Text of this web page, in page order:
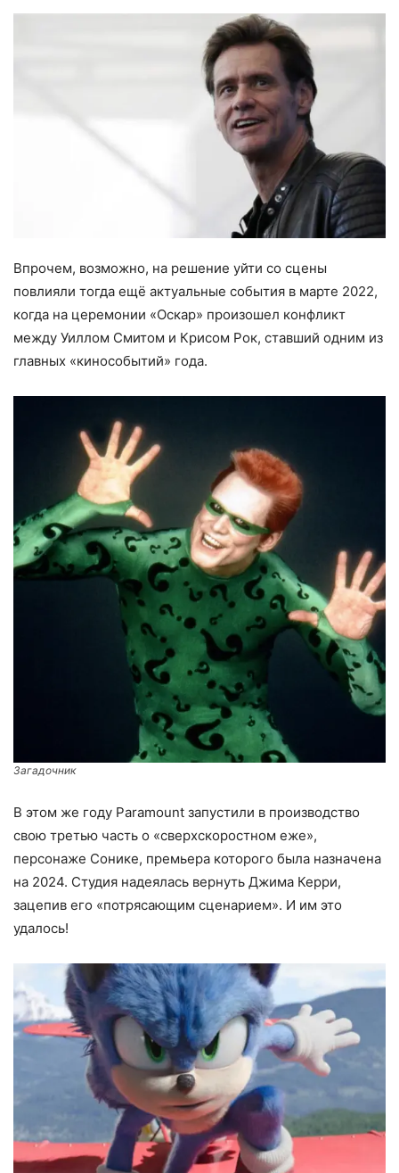
Впрочем, возможно, на решение уйти со сцены
повлияли тогда ещё актуальные события в марте 2022,
когда на церемонии «Оскар» произошел конфликт
между Уиллом Смитом и Крисом Рок, ставший одним из
главных «кинособытий» года.
Загадочник
В этом же году Paramount запустили в производство
свою третью часть о «сверхскоростном еже»,
персонаже Сонике, премьера которого была назначена
на 2024. Студия надеялась вернуть Джима Керри,
зацепив его «потрясающим сценарием». И им это
удалось!